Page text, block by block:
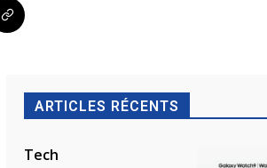
ARTICLES RÉCENTS
Tech